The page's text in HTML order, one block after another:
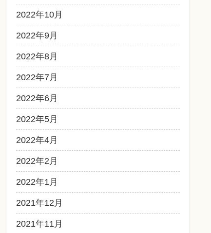
2022年10月
2022年9月
2022年8月
2022年7月
2022年6月
2022年5月
2022年4月
2022年2月
2022年1月
2021年12月
2021年11月